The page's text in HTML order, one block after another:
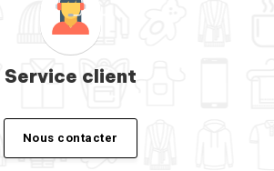
Service client
Nous contacter